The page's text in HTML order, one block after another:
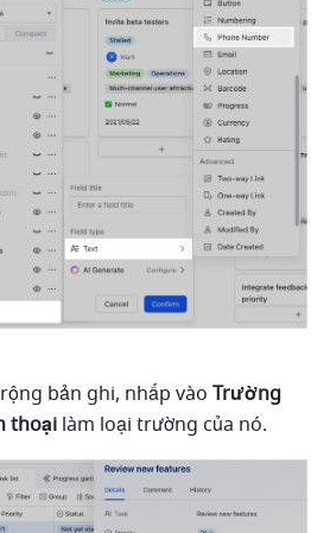
bản ghi, nhấp vào Trường
thoại làm loại trường của nó.